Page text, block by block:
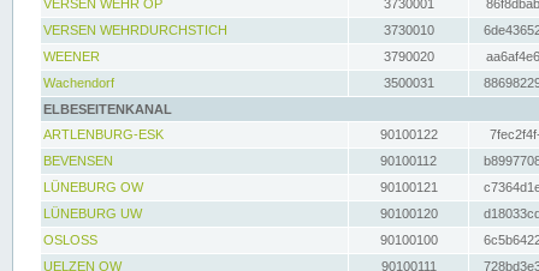
VERSEN WEHR OP
3730001
VERSEN WEHRDURCHSTICH
3730010
WEENER
3790020
Wachendorf
3500031
ELBESEITENKANAL
ARTLENBURG-ESK
90100122
BEVENSEN
90100112
LÜNEBURG OW
90100121
LÜNEBURG UW
90100120
OSLOSS
90100100
UELZEN OW
90100111